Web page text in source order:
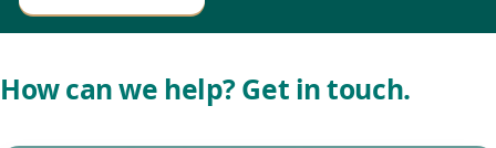
How can we help? Get in touch.